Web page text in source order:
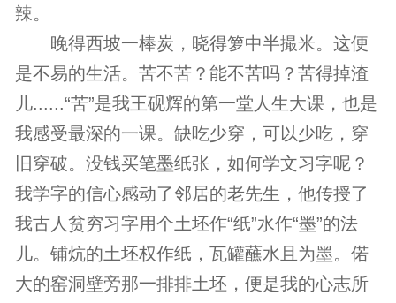
辣。
晚得西坡一棒炭，晓得箩中半撮米。这便
是不易的生活。苦不苦？能不苦吗？苦得掉渣
儿......“苦”是我王砚辉的第一堂人生大课，也是
我感受最深的一课。缺吃少穿，可以少吃，穿
旧穿破。没钱买笔墨纸张，如何学文习字呢？
我学字的信心感动了邻居的老先生，他传授了
我古人贫穷习字用个土坯作“纸”水作“墨”的法
儿。铺炕的土坯权作纸，瓦罐蘸水且为墨。偌
大的窑洞壁旁那一排排土坯，便是我的心志所